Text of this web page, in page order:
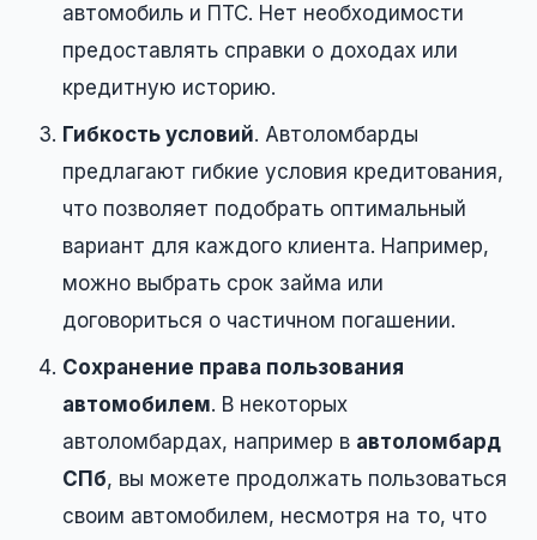
автомобиль и ПТС. Нет необходимости
предоставлять справки о доходах или
кредитную историю.
Гибкость условий. Автоломбарды
предлагают гибкие условия кредитования,
что позволяет подобрать оптимальный
вариант для каждого клиента. Например,
можно выбрать срок займа или
договориться о частичном погашении.
Сохранение права пользования
автомобилем. В некоторых
автоломбардах, например в автоломбард
СПб, вы можете продолжать пользоваться
своим автомобилем, несмотря на то, что